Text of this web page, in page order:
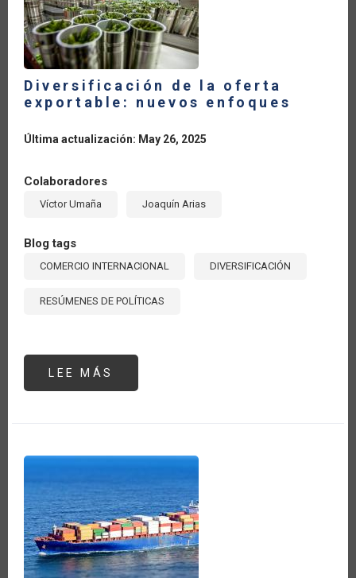
Diversificación de la oferta
exportable: nuevos enfoques
Última actualización: May 26, 2025
Colaboradores
Víctor Umaña Joaquín Arias
Blog tags
COMERCIO INTERNACIONAL DIVERSIFICACIÓN
RESÚMENES DE POLÍTICAS
LEE MÁS
DE